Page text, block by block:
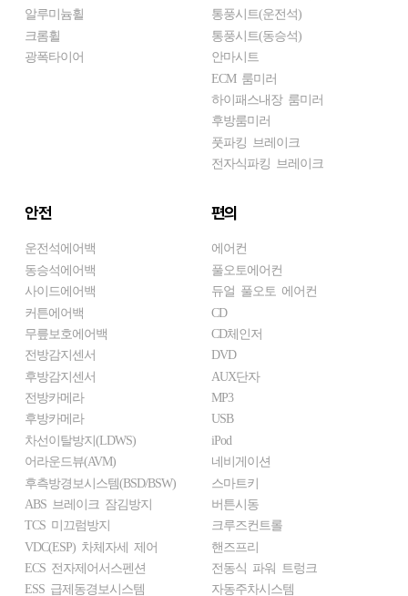
알루미늄휠
크롬휠
광폭타이어
통풍시트(운전석)
통풍시트(동승석)
안마시트
ECM 룸미러
하이패스내장 룸미러
후방룸미러
풋파킹 브레이크
전자식파킹 브레이크
안전
운전석에어백
동승석에어백
사이드에어백
커튼에어백
무릎보호에어백
전방감지센서
후방감지센서
전방카메라
후방카메라
차선이탈방지(LDWS)
어라운드뷰(AVM)
후측방경보시스템(BSD/BSW)
ABS 브레이크 잠김방지
TCS 미끄럼방지
VDC(ESP) 차체자세 제어
ECS 전자제어서스펜션
ESS 급제동경보시스템
편의
에어컨
풀오토에어컨
듀얼 풀오토 에어컨
CD
CD체인저
DVD
AUX단자
MP3
USB
iPod
네비게이션
스마트키
버튼시동
크루즈컨트롤
핸즈프리
전동식 파워 트렁크
자동주차시스템